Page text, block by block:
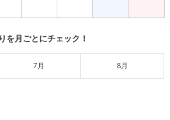
を月ごとにチェック！
7月 8月